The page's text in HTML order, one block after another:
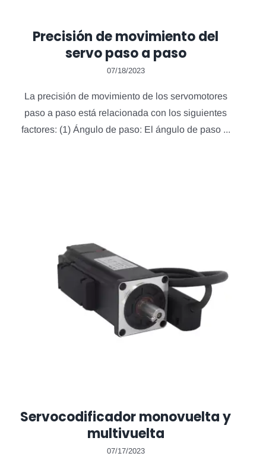
Precisión de movimiento del
servo paso a paso
07/18/2023
La precisión de movimiento de los servomotores
paso a paso está relacionada con los siguientes
factores: (1) Ángulo de paso: El ángulo de paso ...
Servocodificador monovuelta y
multivuelta
07/17/2023